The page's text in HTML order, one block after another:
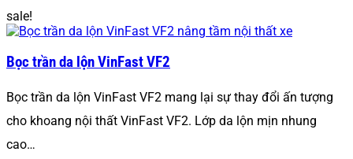
sale!
Bọc trần da lộn VinFast VF2
Bọc trần da lộn VinFast VF2 mang lại sự thay đổi ấn tượng
cho khoang nội thất VinFast VF2. Lớp da lộn mịn nhung
cao…